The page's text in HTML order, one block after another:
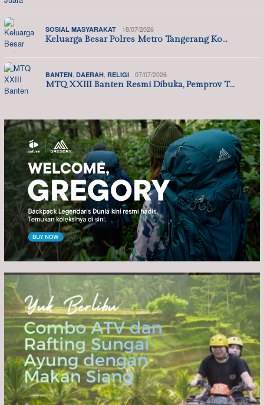
SOSIAL MASYARAKAT 18/07/2026
Keluarga Besar Polres Metro Tangerang Ko…
BANTEN DAERAH RELIGI 07/07/2026
MTQ XXIII Banten Resmi Dibuka, Pemprov T…